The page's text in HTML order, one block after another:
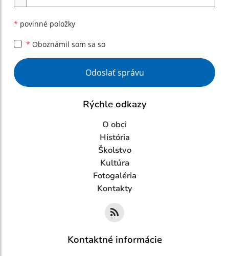
* povinné položky
* Oboznámil som sa so
Google reCaptcha Response
Odoslať správu
Rýchle odkazy
O obci
História
Školstvo
Kultúra
Fotogaléria
Kontakty
Kontaktné informácie